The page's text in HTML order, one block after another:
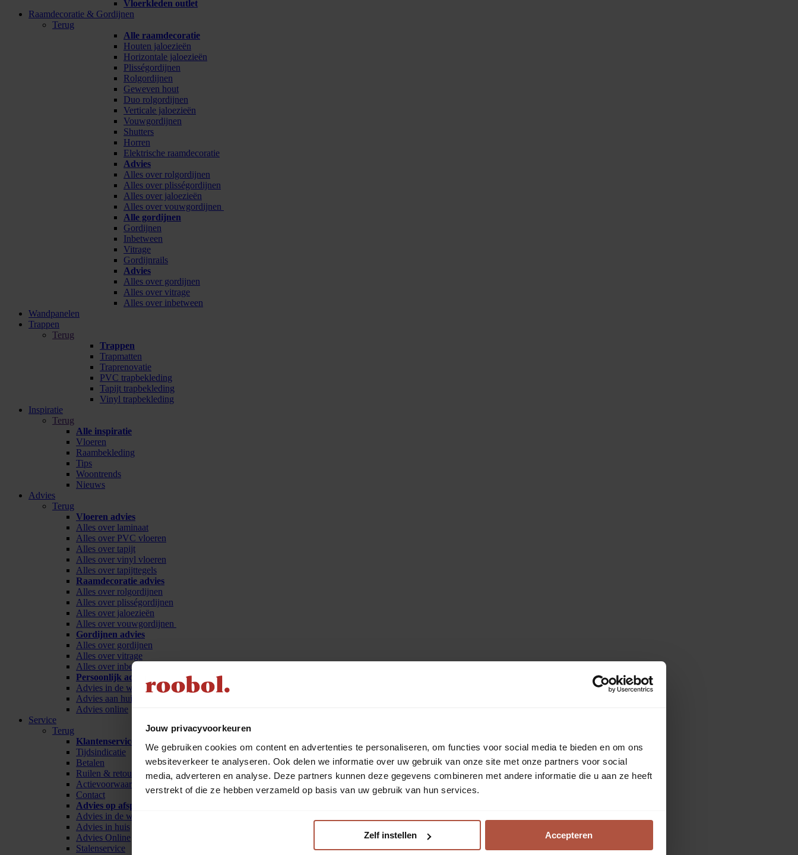
Jouw privacyvoorkeuren
We gebruiken cookies om content en advertenties te personaliseren, om functies voor social media te bieden en om ons
websiteverkeer te analyseren. Ook delen we informatie over uw gebruik van onze site met onze partners voor social
media, adverteren en analyse. Deze partners kunnen deze gegevens combineren met andere informatie die u aan ze heeft
verstrekt of die ze hebben verzameld op basis van uw gebruik van hun services.
Zelf instellen Accepteren
Vloerkleden outlet
Raamdecoratie & Gordijnen
Terug
Alle raamdecoratie
Houten jaloezieën
Horizontale jaloezieën
Plisségordijnen
Rolgordijnen
Geweven hout
Duo rolgordijnen
Verticale jaloezieën
Vouwgordijnen
Shutters
Horren
Elektrische raamdecoratie
Advies
Alles over rolgordijnen
Alles over plisségordijnen
Alles over jaloezieën
Alles over vouwgordijnen
Alle gordijnen
Gordijnen
Inbetween
Vitrage
Gordijnrails
Advies
Alles over gordijnen
Alles over vitrage
Alles over inbetween
Wandpanelen
Trappen
Terug
Trappen
Trapmatten
Traprenovatie
PVC trapbekleding
Tapijt trapbekleding
Vinyl trapbekleding
Inspiratie
Terug
Alle inspiratie
Vloeren
Raambekleding
Tips
Woontrends
Nieuws
Advies
Terug
Vloeren advies
Alles over laminaat
Alles over PVC vloeren
Alles over tapijt
Alles over vinyl vloeren
Alles over tapijttegels
Raamdecoratie advies
Alles over rolgordijnen
Alles over plisségordijnen
Alles over jaloezieën
Alles over vouwgordijnen
Gordijnen advies
Alles over gordijnen
Alles over vitrage
Alles over inbetween
Persoonlijk advies
Advies in de winkel
Advies aan huis
Advies online
Service
Terug
Klantenservice
Tijdsindicatie
Betalen
Ruilen & retour
Actievoorwaarden
Contact
Advies op afspraak
Advies in de winkel
Advies in huis
Advies Online
Stalenservice